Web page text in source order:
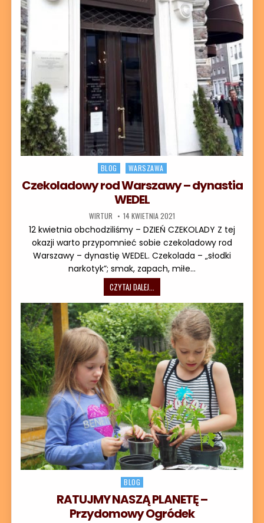
Posted in
BLOG WARSZAWA
Czekoladowy rod Warszawy – dynastia
WEDEL
AUTOR:
WIRTUR DATA PUBLIKACJI:
14 KWIETNIA 2021
12 kwietnia obchodziliśmy – DZIEŃ CZEKOLADY Z tej
okazji warto przypomnieć sobie czekoladowy rod
Warszawy – dynastię WEDEL. Czekolada – „słodki
narkotyk”; smak, zapach, miłe…
CZYTAJ DALEJ...
Posted in
BLOG
RATUJMY NASZĄ PLANETĘ –
Przydomowy Ogródek